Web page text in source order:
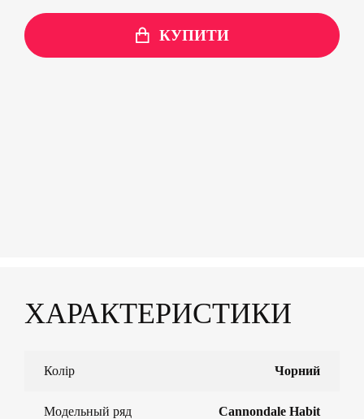
КУПИТИ
ХАРАКТЕРИСТИКИ
Колір Чорний
Модельный ряд Cannondale Habit